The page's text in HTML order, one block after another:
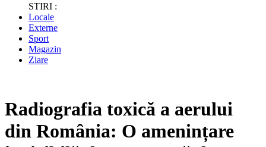
STIRI :
Locale
Externe
Sport
Magazin
Ziare
Radiografia toxică a aerului
din România: O amenințare